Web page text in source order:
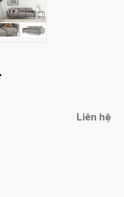
Liên hệ